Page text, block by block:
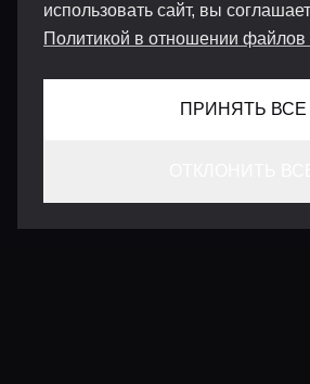
использовать сайт, вы
Политикой в отношении файлов
ПРИНЯТЬ ВСЕ